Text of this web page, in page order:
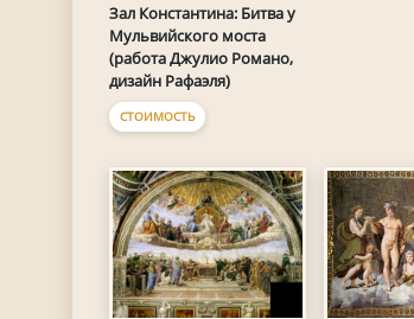
Зал Константина: Битва у
Мульвийского моста
(работа Джулио Романо,
дизайн Рафаэля)
СТОИМОСТЬ